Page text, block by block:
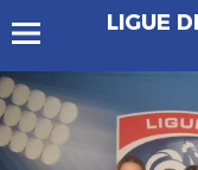
LIGUE